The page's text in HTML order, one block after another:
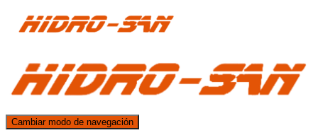
Cambiar modo de navegación